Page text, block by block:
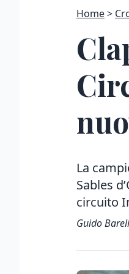
Home
La
Sables
circuito
Guido